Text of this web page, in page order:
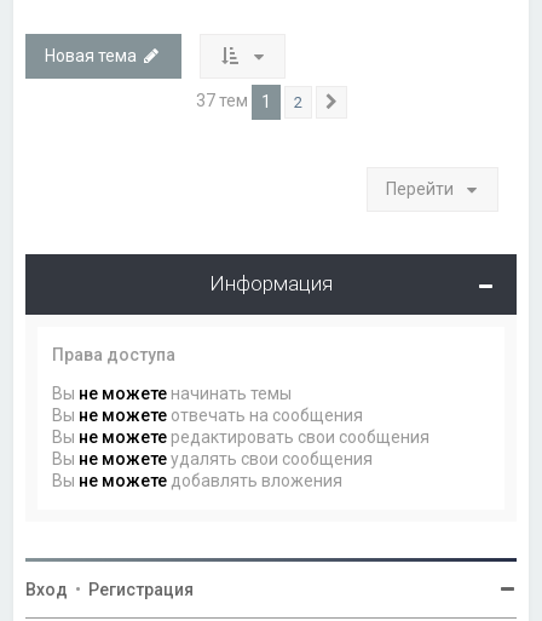
Новая тема
37 тем 1 2
Перейти
Информация
Права доступа
Вы не можете начинать темы
Вы не можете отвечать на сообщения
Вы не можете редактировать свои сообщения
Вы не можетеудалять свои сообщения
Вы не можете добавлять вложения
Вход • Регистрация